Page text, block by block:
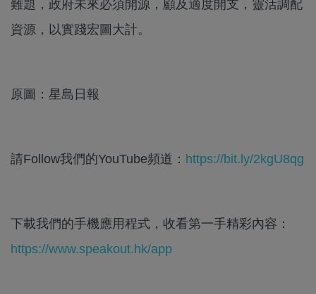
難題，政府未來必須開源，顧及適度開支，靈活調配
資源，以實踐宏圖大計。
原圖：星島日報
請Follow我們的YouTube頻道： https://bit.ly/2kgU8qg
下載我們的手機應用程式，收看第一手精彩內容：
https://www.speakout.hk/app